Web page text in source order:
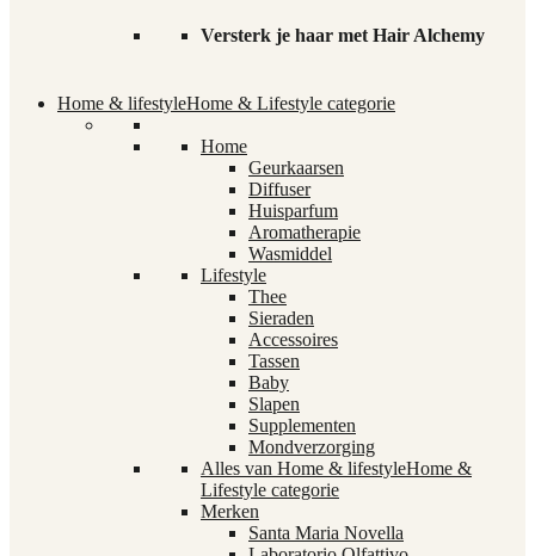
Versterk je haar met Hair Alchemy
Home & lifestyleHome & Lifestyle categorie
Home
Geurkaarsen
Diffuser
Huisparfum
Aromatherapie
Wasmiddel
Lifestyle
Thee
Sieraden
Accessoires
Tassen
Baby
Slapen
Supplementen
Mondverzorging
Alles van Home & lifestyleHome &
Lifestyle categorie
Merken
Santa Maria Novella